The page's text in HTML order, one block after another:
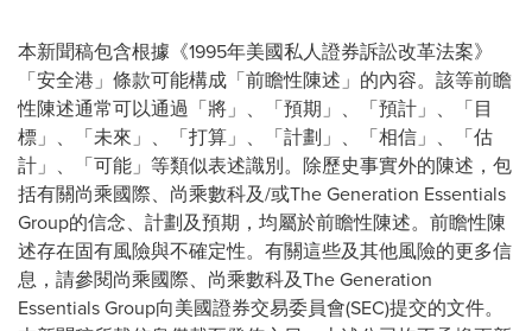
本新聞稿包含根據《1995年美國私人證券訴訟改革法案》
「安全港 」 條款可能構成 「前瞻性陳述 」 的內容。該等前瞻
性陳述通常可以通過 「將 」 、 「預期 」 、 「預計 」 、 「目
標 」 、 「未來 」 、 「打算 」 、 「計劃 」 、 「相信 」 、 「估
計 」 、 「可能 」 等類似表述識別。除歷史事實外的陳述，包
括有關尚乘國際、尚乘數科及/或The Generation Essentials
Group的信念、計劃及預期，均屬於前瞻性陳述。前瞻性陳
述存在固有風險與不確定性。有關這些及其他風險的更多信
息，請參閱尚乘國際、尚乘數科及The Generation
Essentials Group向美國證券交易委員會(SEC)提交的文件。